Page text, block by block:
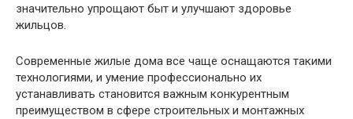
значительно упрощают быт и улучшают здоровье
жильцов.
Современные жилые дома все чаще оснащаются такими
технологиями, и умение профессионально их
устанавливать становится важным конкурентным
преимуществом в сфере строительных и монтажных